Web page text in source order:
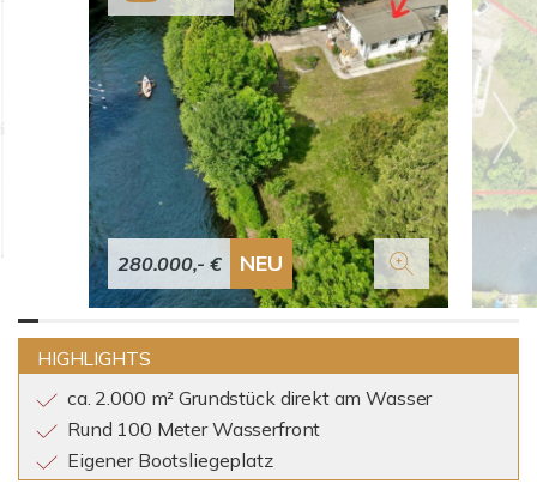
280.000,- € NEU
HIGHLIGHTS
ca. 2.000 m² Grundstück direkt am Wasser
Rund 100 Meter Wasserfront
Eigener Bootsliegeplatz